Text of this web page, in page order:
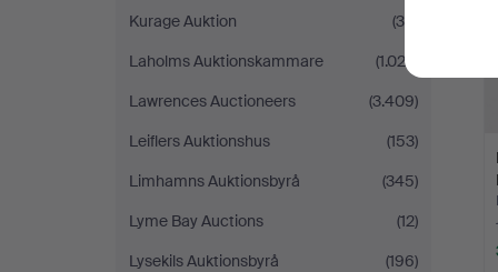
Kurage Auktion
(35)
Laholms Auktionskammare
(1.022)
Lawrences Auctioneers
(3.409)
Leiflers Auktionshus
(153)
Limhamns Auktionsbyrå
(345)
Lyme Bay Auctions
(12)
Lysekils Auktionsbyrå
(196)